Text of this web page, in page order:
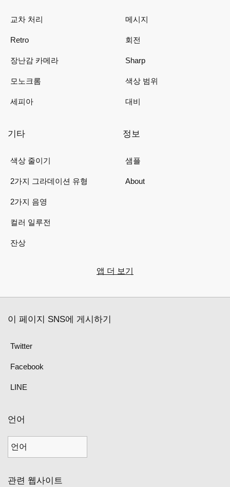
교차 처리
Retro
장난감 카메라
모노크롬
세피아
메시지
회전
Sharp
색상 범위
대비
기타
색상 줄이기
2가지 그라데이션 유형
2가지 음영
컬러 일루전
잔상
정보
샘플
About
앱 더 보기
이 페이지 SNS에 게시하기
Twitter
Facebook
LINE
언어
관련 웹사이트